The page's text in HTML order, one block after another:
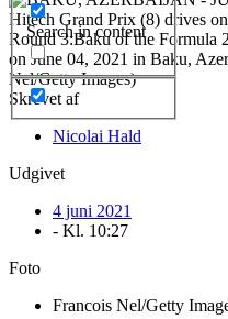
Search in content
Skrevet af
Nicolai Hald
Udgivet
4 juni 2021
- Kl. 10:27
Foto
Francois Nel/Getty